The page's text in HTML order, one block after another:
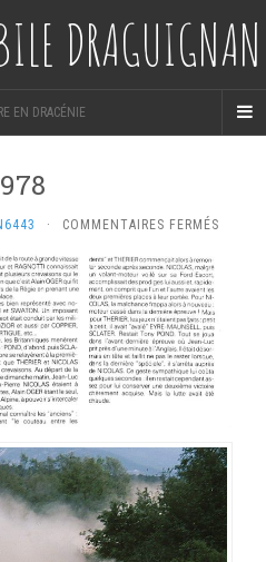
DRAGUIGNAN
EN DRACÉNIE
· COMMENTAIRES FERMÉS